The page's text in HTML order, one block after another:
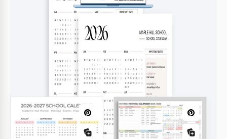
Stampa, esporta o condividi
Stampa, esporta in PDF o condividi subito
Modelli correlati